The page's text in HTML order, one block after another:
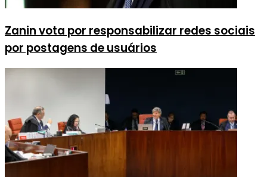
Zanin vota por responsabilizar redes sociais
por postagens de usuários